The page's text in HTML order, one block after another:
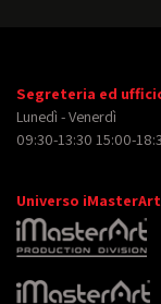
Segreteria ed
Lunedì - Venerdì
09:30-13:30 15:00-
Universo iMasterArt